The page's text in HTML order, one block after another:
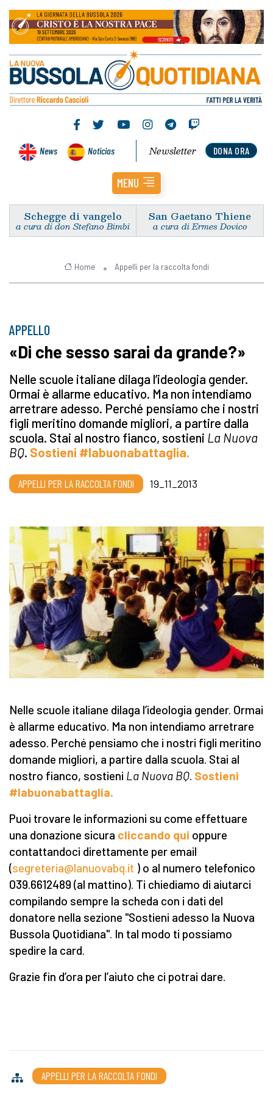
News Noticias DONA ORA
Newsletter
MENU
Schegge di vangelo
a cura di don Stefano Bimbi
San Gaetano Thiene
a cura di Ermes Dovico
Home Appelli per la raccolta fondi
APPELLO
«Di che sesso sarai da grande?»
Nelle scuole italiane dilaga l’ideologia gender.
Ormai è allarme educativo. Ma non intendiamo
arretrare adesso. Perché pensiamo che i nostri
figli meritino domande migliori, a partire dalla
scuola. Stai al nostro fianco, sostieni La Nuova
BQ. Sostieni #labuonabattaglia.
APPELLI PER LA RACCOLTA FONDI 19_11_2013
Nelle scuole italiane dilaga l’ideologia gender. Ormai
è allarme educativo. Ma non intendiamo arretrare
adesso. Perché pensiamo che i nostri figli meritino
domande migliori, a partire dalla scuola. Stai al
nostro fianco, sostieni La Nuova BQ. Sostieni
#labuonabattaglia.
Puoi trovare le informazioni su come effettuare
una donazione sicura cliccando qui oppure
contattandoci direttamente per email
(segreteria@lanuovabq.it ) o al numero telefonico
039.6612489 (al mattino). Ti chiediamo di aiutarci
compilando sempre la scheda con i dati del
donatore nella sezione "Sostieni adesso la Nuova
Bussola Quotidiana". In tal modo ti possiamo
spedire la card.
Grazie fin d’ora per l’aiuto che ci potrai dare.
APPELLI PER LA RACCOLTA FONDI